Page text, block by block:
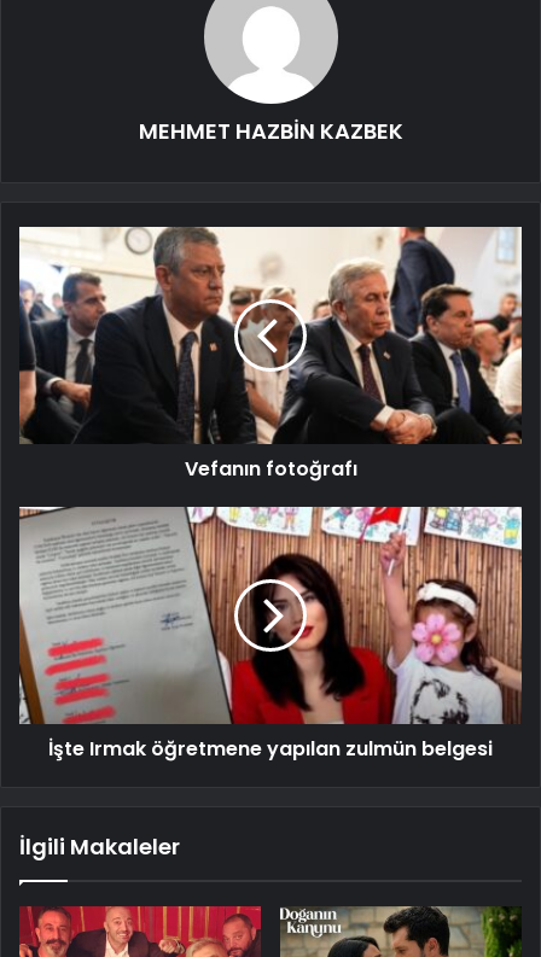
MEHMET HAZBİN KAZBEK
Vefanın fotoğrafı
İşte Irmak öğretmene yapılan zulmün belgesi
İlgili Makaleler